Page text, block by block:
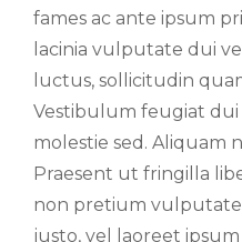
fames ac ante ipsum
lacinia vulputate dui
luctus, sollicitudin
Vestibulum feugiat dui
molestie sed. Aliquam
Praesent ut fringilla
non pretium
justo, vel laoreet